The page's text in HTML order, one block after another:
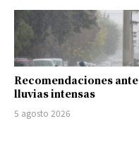
Recomendaciones ante
lluvias intensas
5 agosto 2026